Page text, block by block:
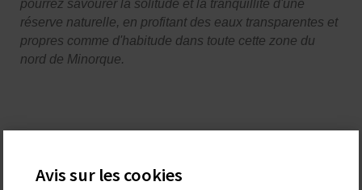
pourrez savourer la solitude et la tranquillité d'une
réserve naturelle, en profitant des eaux transparentes et
propres comme d'habitude dans toute cette zone du
nord de Minorque.
reservas@casarader.com
Avis sur les cookies